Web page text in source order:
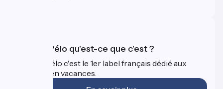
Accueil Vélo qu'est-ce que c'est ?
Accueil Vélo c'est le 1er label français dédié aux
cyclistes en vacances.